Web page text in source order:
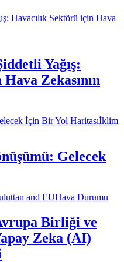
Yağış:
Zekasının
İklim
Gelecek
Hava Durumu
Birliği ve
Zeka (AI)